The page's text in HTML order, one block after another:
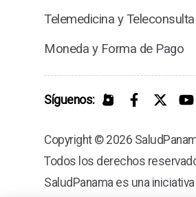
Telemedicina y Teleconsulta
Moneda y Forma de Pago
Síguenos:
Copyright © 2026
Todos los derechos
SaludPanama es una